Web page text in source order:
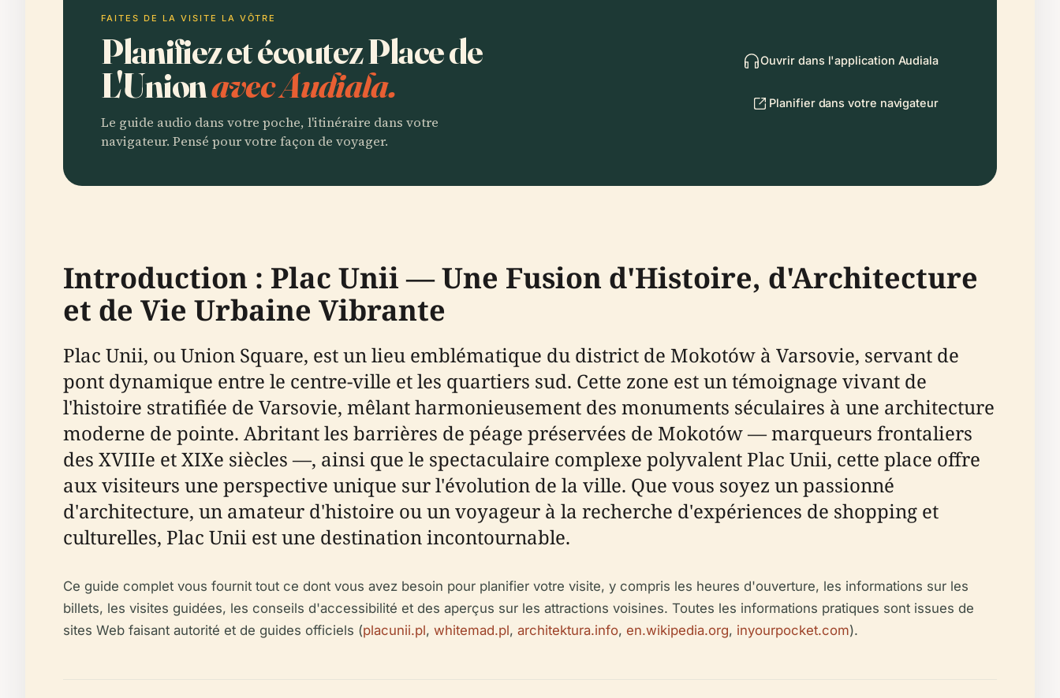
FAITES DE LA VISITE LA VÔTRE
Planifiez et écoutez Place de
L'Unionavec Audiala.
Le guide audio dans votre poche, l'itinéraire dans votre
navigateur. Pensé pour votre façon de voyager.
Ouvrir dans l'application Audiala
Planifier dans votre navigateur
Introduction : Plac Unii — Une Fusion d'Histoire, d'Architecture
et de Vie Urbaine Vibrante
Plac Unii, ou Union Square, est un lieu emblématique du district de Mokotów à Varsovie, servant de
pont dynamique entre le centre-ville et les quartiers sud. Cette zone est un témoignage vivant de
l'histoire stratifiée de Varsovie, mêlant harmonieusement des monuments séculaires à une architecture
moderne de pointe. Abritant les barrières de péage préservées de Mokotów — marqueurs frontaliers
des XVIIIe et XIXe siècles —, ainsi que le spectaculaire complexe polyvalent Plac Unii, cette place offre
aux visiteurs une perspective unique sur l'évolution de la ville. Que vous soyez un passionné
d'architecture, un amateur d'histoire ou un voyageur à la recherche d'expériences de shopping et
culturelles, Plac Unii est une destination incontournable.
Ce guide complet vous fournit tout ce dont vous avez besoin pour planifier votre visite, y compris les heures d'ouverture, les informations sur les
billets, les visites guidées, les conseils d'accessibilité et des aperçus sur les attractions voisines. Toutes les informations pratiques sont issues de
sites Web faisant autorité et de guides officiels (placunii.pl, whitemad.pl, architektura.info, en.wikipedia.org, inyourpocket.com).